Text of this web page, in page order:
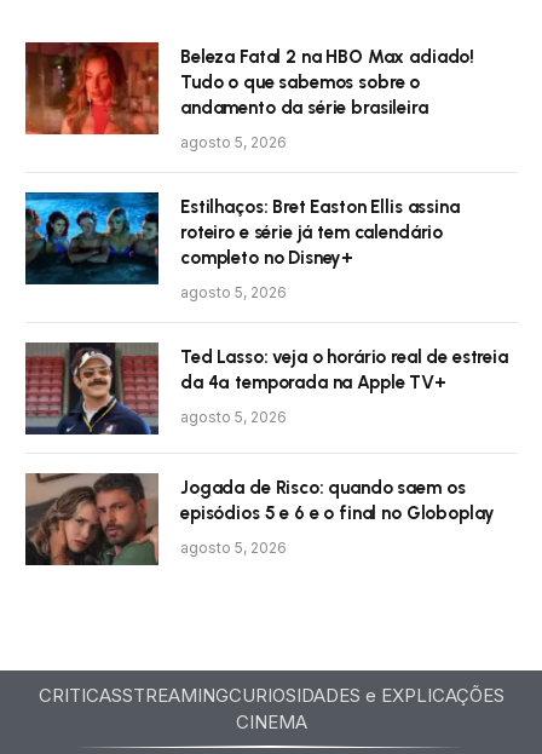
Beleza Fatal 2 na HBO Max adiado!
Tudo o que sabemos sobre o
andamento da série brasileira
agosto 5, 2026
Estilhaços: Bret Easton Ellis assina
roteiro e série já tem calendário
completo no Disney+
agosto 5, 2026
Ted Lasso: veja o horário real de estreia
da 4ª temporada na Apple TV+
agosto 5, 2026
Jogada de Risco: quando saem os
episódios 5 e 6 e o final no Globoplay
agosto 5, 2026
CRITICASSTREAMINGCURIOSIDADES e EXPLICAÇÕES
CINEMA